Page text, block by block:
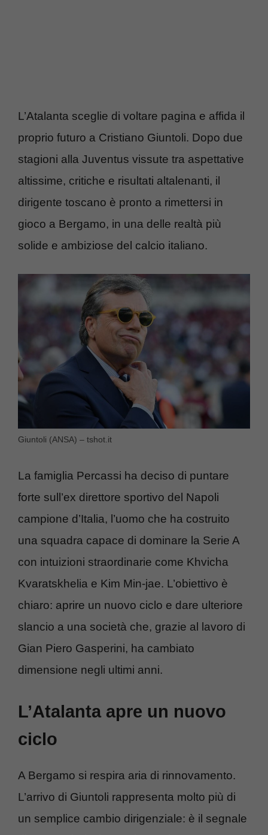
L’Atalanta sceglie di voltare pagina e affida il
proprio futuro a Cristiano Giuntoli. Dopo due
stagioni alla Juventus vissute tra aspettative
altissime, critiche e risultati altalenanti, il
dirigente toscano è pronto a rimettersi in
gioco a Bergamo, in una delle realtà più
solide e ambiziose del calcio italiano.
Giuntoli (ANSA) – tshot.it
La famiglia Percassi ha deciso di puntare
forte sull’ex direttore sportivo del Napoli
campione d’Italia, l’uomo che ha costruito
una squadra capace di dominare la Serie A
con intuizioni straordinarie come Khvicha
Kvaratskhelia e Kim Min-jae. L’obiettivo è
chiaro: aprire un nuovo ciclo e dare ulteriore
slancio a una società che, grazie al lavoro di
Gian Piero Gasperini, ha cambiato
dimensione negli ultimi anni.
L’Atalanta apre un nuovo
ciclo
A Bergamo si respira aria di rinnovamento.
L’arrivo di Giuntoli rappresenta molto più di
un semplice cambio dirigenziale: è il segnale